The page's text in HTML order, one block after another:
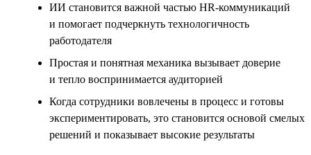
ИИ становится важной частью HR-коммуникаций
и помогает подчеркнуть технологичность
работодателя
Простая и понятная механика вызывает доверие
и тепло воспринимается аудиторией
Когда сотрудники вовлечены в процесс и готовы
экспериментировать, это становится основой смелых
решений и показывает высокие результаты